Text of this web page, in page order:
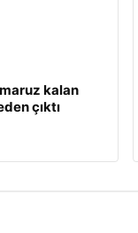
maruz kalan
çıktı